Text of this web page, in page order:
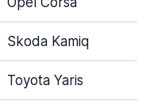
Skoda Kamiq
Toyota Yaris